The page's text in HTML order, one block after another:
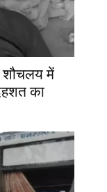
शौचलय में
का